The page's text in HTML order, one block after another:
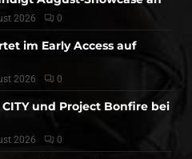
2026 0
im Early Access auf
2026 0
CITY und Project Bonfire bei
2026 0